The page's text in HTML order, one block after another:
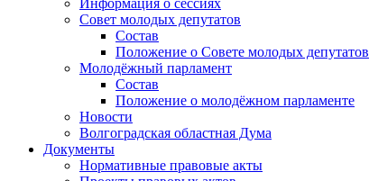
Информация о сессиях
Совет молодых депутатов
Состав
Положение о Совете молодых депутатов
Молодёжный парламент
Состав
Положение о молодёжном парламенте
Новости
Волгоградская областная Дума
Документы
Нормативные правовые акты